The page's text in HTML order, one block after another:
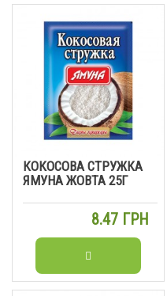
КОКОСОВА СТРУЖКА
ЯМУНА ЖОВТА 25Г
8.47 ГРН